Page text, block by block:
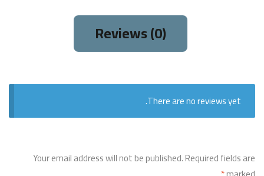
Reviews (0)
There are no reviews yet.
Your email address will not be published.Required fields are